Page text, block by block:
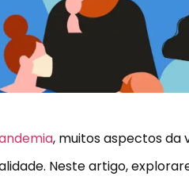
, muitos aspectos da
Neste artigo,